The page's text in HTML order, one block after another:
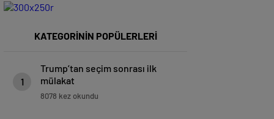
KATEGORİNİN POPÜLERLERİ
1
Trump’tan seçim sonrası ilk
mülakat
8078 kez okundu